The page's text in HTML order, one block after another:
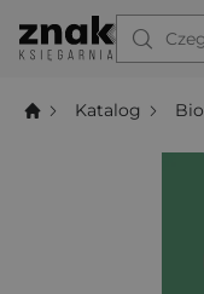
Katalog